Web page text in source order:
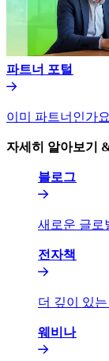
파트너 포털​​
이미 파트너인가
자세히 알아보기
블로그​​
새로운 글로
전자책​​
더 깊이 있
웨비나​​